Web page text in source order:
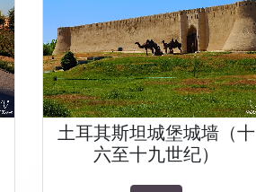
土耳其斯坦城堡城墙（十
六至十九世纪）